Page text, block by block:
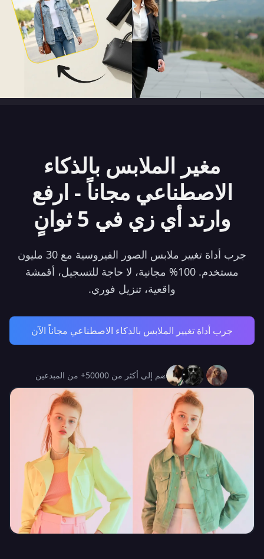
مغير الملابس بالذكاء
الاصطناعي مجاناً - ارفع
وارتد أي زي في 5 ثوانٍ
جرب أداة تغيير ملابس الصور الفيروسية مع 30 مليون
مستخدم. 100% مجانية، لا حاجة للتسجيل، أقمشة
واقعية، تنزيل فوري.
جرب أداة تغيير الملابس بالذكاء الاصطناعي مجاناً الآن
انضم إلى أكثر من 50000+ من المبدعين